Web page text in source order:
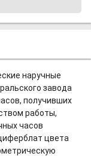
наручные
завода
получивших
работы,
часов
цвета